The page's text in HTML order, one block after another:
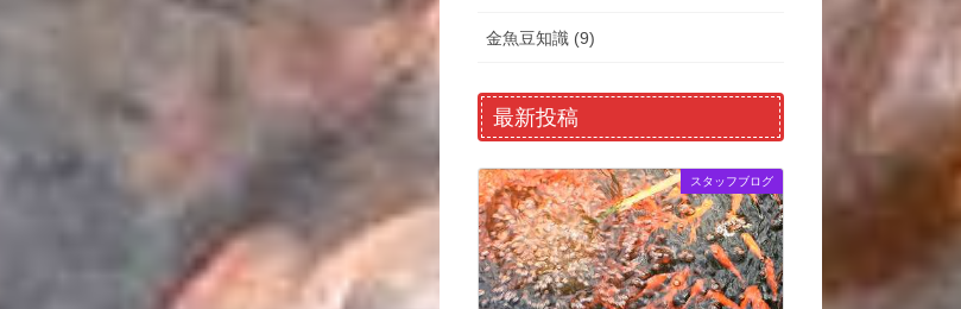
金魚豆知識 (9)
最新投稿
スタッフブログ